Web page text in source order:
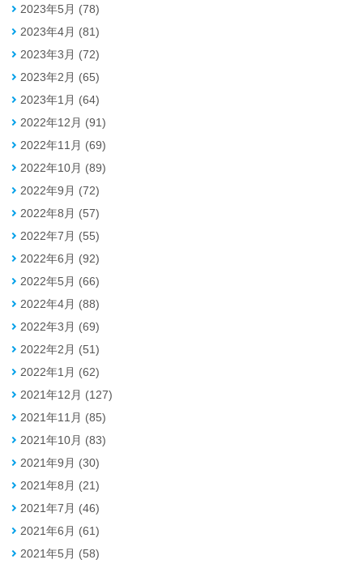
2023年5月 (78)
2023年4月 (81)
2023年3月 (72)
2023年2月 (65)
2023年1月 (64)
2022年12月 (91)
2022年11月 (69)
2022年10月 (89)
2022年9月 (72)
2022年8月 (57)
2022年7月 (55)
2022年6月 (92)
2022年5月 (66)
2022年4月 (88)
2022年3月 (69)
2022年2月 (51)
2022年1月 (62)
2021年12月 (127)
2021年11月 (85)
2021年10月 (83)
2021年9月 (30)
2021年8月 (21)
2021年7月 (46)
2021年6月 (61)
2021年5月 (58)